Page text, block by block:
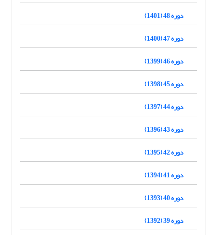
دوره 48 (1401)
دوره 47 (1400)
دوره 46 (1399)
دوره 45 (1398)
دوره 44 (1397)
دوره 43 (1396)
دوره 42 (1395)
دوره 41 (1394)
دوره 40 (1393)
دوره 39 (1392)